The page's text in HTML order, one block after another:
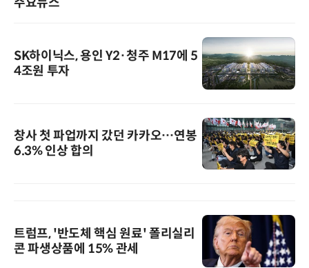
SK하이닉스, 용인 Y2·청주 M17에 5
4조원 투자
창사 첫 파업까지 갔던 카카오…연봉
6.3% 인상 합의
트럼프, '반도체 핵심 원료' 폴리실리
콘 파생상품에 15% 관세